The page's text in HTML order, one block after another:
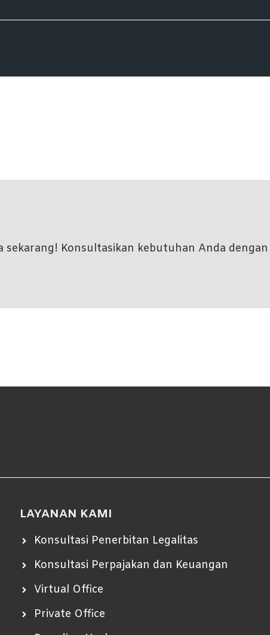
sekarang! Konsultasikan kebutuhan Anda dengan
LAYANAN KAMI
Konsultasi Penerbitan Legalitas
Konsultasi Perpajakan dan Keuangan
Virtual Office
Private Office